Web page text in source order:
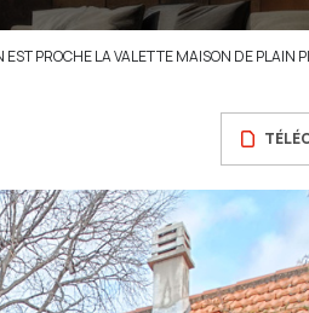
EST PROCHE LA VALETTE MAISON DE PLAIN